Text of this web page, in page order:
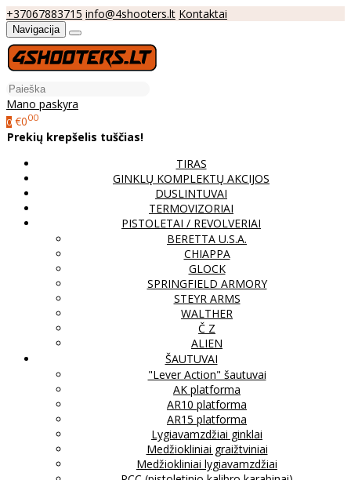
+37067883715 info@4shooters.lt Kontaktai
Navigacija
Mano paskyra
0 €000
Prekių krepšelis tuščias!
TIRAS
GINKLŲ KOMPLEKTŲ AKCIJOS
DUSLINTUVAI
TERMOVIZORIAI
PISTOLETAI / REVOLVERIAI
BERETTA U.S.A.
CHIAPPA
GLOCK
SPRINGFIELD ARMORY
STEYR ARMS
WALTHER
Č Z
ALIEN
ŠAUTUVAI
"Lever Action" šautuvai
AK platforma
AR10 platforma
AR15 platforma
Lygiavamzdžiai ginklai
Medžiokliniai graižtviniai
Medžiokliniai lygiavamzdžiai